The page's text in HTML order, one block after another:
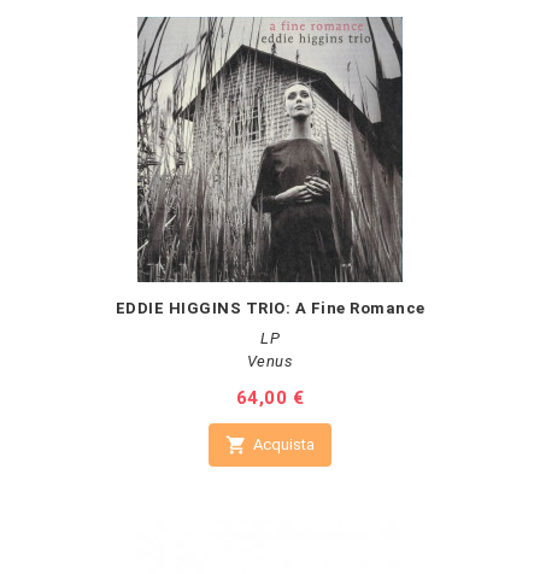
EDDIE HIGGINS TRIO: A Fine Romance
LP
Venus
Prezzo
64,00 €
 Acquista